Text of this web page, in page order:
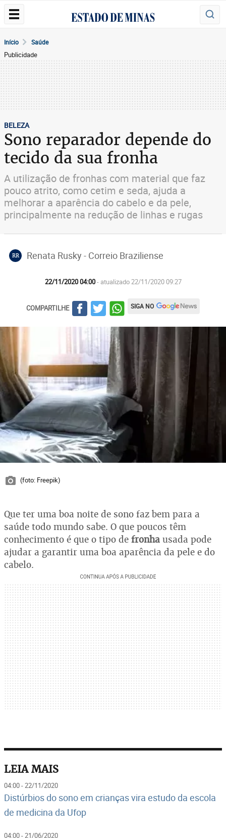
Início Saúde
Publicidade
BELEZA
Sono reparador depende do
tecido da sua fronha
A utilização de fronhas com material que faz
pouco atrito, como cetim e seda, ajuda a
melhorar a aparência do cabelo e da pele,
principalmente na redução de linhas e rugas
RR Renata Rusky - Correio Braziliense
22/11/2020 04:00- atualizado 22/11/2020 09:27
COMPARTILHE SIGA NO
(foto: Freepik)
Que ter uma boa noite de sono faz bem para a
saúde todo mundo sabe. O que poucos têm
conhecimento é que o tipo de fronha usada pode
ajudar a garantir uma boa aparência da pele e do
cabelo.
LEIA MAIS
04:00 - 22/11/2020
Distúrbios do sono em crianças vira estudo da escola
de medicina da Ufop
04:00 - 21/06/2020